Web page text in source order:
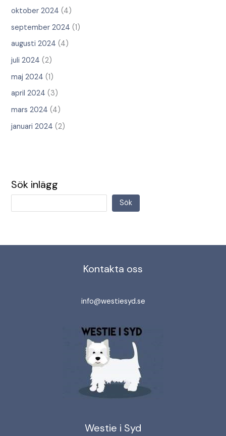
oktober 2024 (4)
september 2024 (1)
augusti 2024 (4)
juli 2024 (2)
maj 2024 (1)
april 2024 (3)
mars 2024 (4)
januari 2024 (2)
Sök inlägg
Sök
Kontakta oss
info@westiesyd.se
Westie i Syd